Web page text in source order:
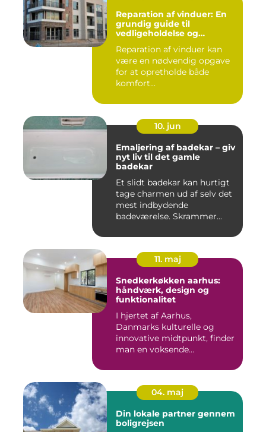
Reparation af vinduer: En
grundig guide til
vedligeholdelse og
Reparation af vinduer kan
være en nødvendig opgave
for at opretholde både
komfort...
10. jun
Emaljering af badekar – giv
nyt liv til det gamle
badekar
Et slidt badekar kan hurtigt
tage charmen ud af selv det
mest indbydende
badeværelse. Skrammer...
11. maj
Snedkerkøkken aarhus:
håndværk, design og
funktionalitet
I hjertet af Aarhus,
Danmarks kulturelle og
innovative midtpunkt, finder
man en voksende
04. maj
Din lokale partner gennem
boligrejsen